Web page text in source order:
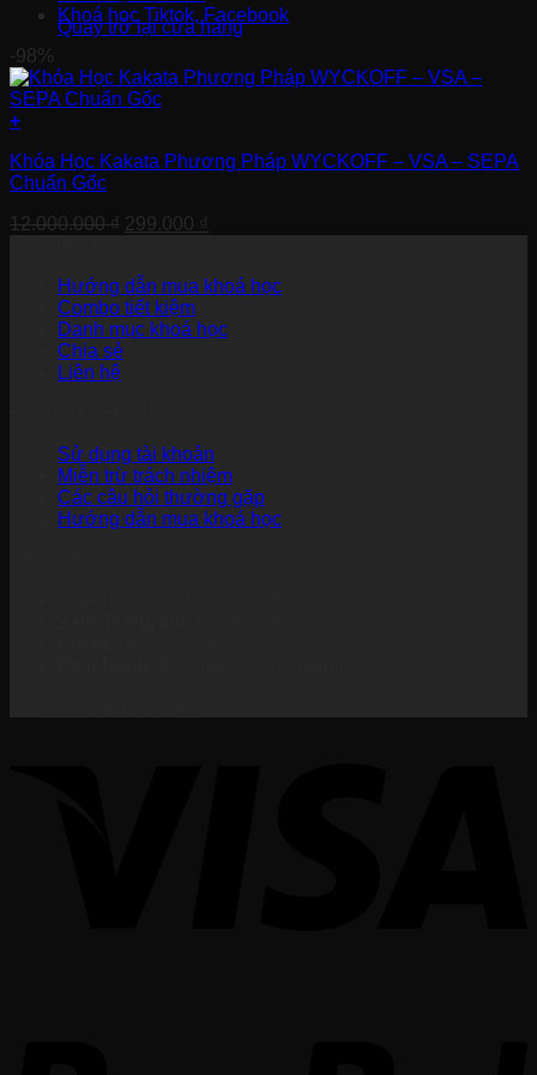
Quay trở lại cửa hàng
Khoá học Tiktok, Facebook
-98%
+
Khóa Học Kakata Phương Pháp WYCKOFF – VSA – SEPA
Chuẩn Gốc
12.000.000₫ Giá
12.000.000 ₫.
299.000 ₫
là:
Hướng dẫn mua khoá học
Combo tiết kiệm
Danh mục khoá học
Chia sẻ
Liên hệ
Sử dụng tài khoản
Miễn trừ trách nhiệm
Các câu hỏi thường gặp
Hướng dẫn mua khoá học